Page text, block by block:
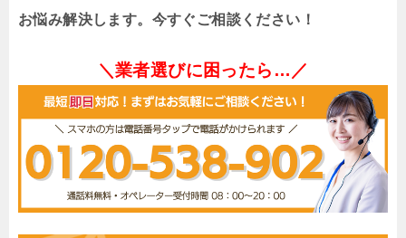
お悩み解決します。今すぐご相談ください！
＼業者選びに困ったら…／